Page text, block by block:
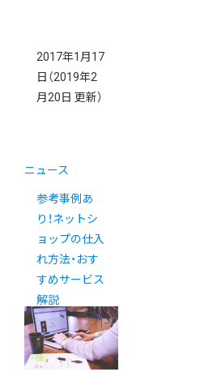
2017年1月17
日 （2019年2
月20日 更新）
ニュース
参考事例あ
り！ネットシ
ョップの仕入
れ方法・おす
すめサービス
解説